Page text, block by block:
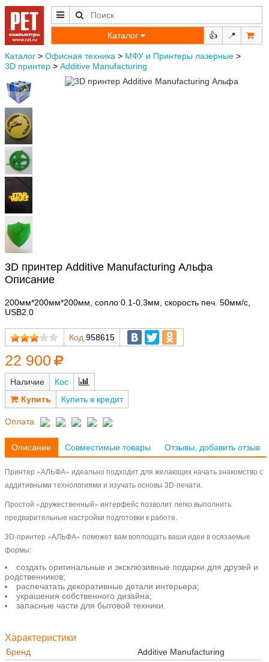
Каталог 👍 📍
Каталог > Офисная техника > МФУ и Принтеры лазерные >
3D принтер > Additive Manufacturing
3D принтер Additive Manufacturing Альфа
Описание
200мм*200мм*200мм, сопло 0.1-0.3мм, скорость печ. 50мм/с,
USB2.0
Код 958615
22 900
Наличие
Кос
Купить в кредит
Оплата
Описание Совместимые товары Отзывы, добавить отзыв
Принтер «АЛЬФА» идеально подходит для желающих начать знакомство с
аддитивными технологиями и изучать основы 3D-печати.
Простой «дружественный» интерфейс позволит легко выполнить
предварительные настройки подготовки к работе.
3D-принтер «АЛЬФА» поможет вам воплощать ваши идеи в осязаемые
формы:
создать оригинальные и эксклюзивные подарки для друзей и
родственников;
распечатать декоративные детали интерьера;
украшения собственного дизайна;
запасные части для бытовой техники.
Характеристики
Бренд
Additive Manufacturing